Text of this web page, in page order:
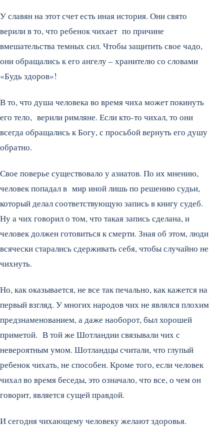
У славян на этот счет есть иная история. Они свято
верили в то, что ребенок чихает по причине
вмешательства темных сил. Чтобы защитить свое чадо,
они обращались к его ангелу – хранителю со словами
«Будь здоров»!
В то, что душа человека во время чиха может покинуть
его тело, верили римляне. Если кто-то чихал, то они
всегда обращались к Богу, с просьбой вернуть его душу
обратно.
Свое поверье существовало у азиатов. По их мнению,
человек попадал в мир иной лишь по решению судьи,
который делал соответствующую запись в книгу судеб.
Ну а чих говорил о том, что такая запись сделана, и
человек должен готовиться к смерти. Зная об этом, люди
всячески старались сдерживать себя, чтобы случайно не
чихнуть.
Но, как оказывается, не все так печально, как кажется на
первый взгляд. У многих народов чих не являлся плохим
предзнаменованием, а даже наоборот, был хорошей
приметой. В той же Шотландии связывали чих с
невероятным умом. Шотландцы считали, что глупый
ребенок чихать, не способен. Кроме того, если человек
чихал во время беседы, это означало, что все, о чем он
говорит, является сущей правдой.
И сегодня чихающему человеку желают здоровья.